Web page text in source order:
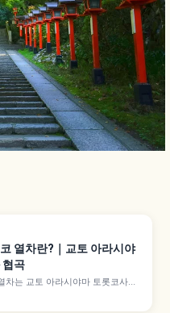
열차란?｜교토 아라시야
협곡
차는 교토 아라시야마 토롯코사가
메오카역까지 약 7.3km를 잇는 관
년 JR 산인 본선 구선을 활용해 개